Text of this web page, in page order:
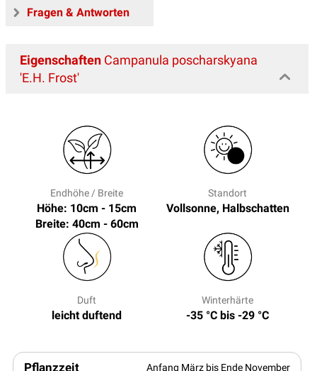
Fragen & Antworten
Eigenschaften Campanula poscharskyana
'E.H. Frost'
Endhöhe / Breite
Höhe: 10cm - 15cm
Breite: 40cm - 60cm
Standort
Vollsonne, Halbschatten
Duft
leicht duftend
Winterhärte
-35 °C bis -29 °C
Pflanzzeit Anfang März bis Ende November